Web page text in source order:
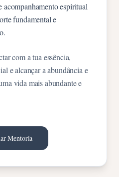
acompanhamento espiritual
fundamental e
com a tua essência,
e alcançar a abundância e
vida mais abundante e
Mentoria